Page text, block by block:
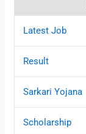
Latest Job
Result
Sarkari Yojana
Scholarship